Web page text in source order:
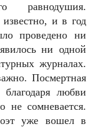
равнодушия.
известно, и в год
проведено ни
ни одной
журналах.
Посмертная
любви
не сомневается.
уже вошел в